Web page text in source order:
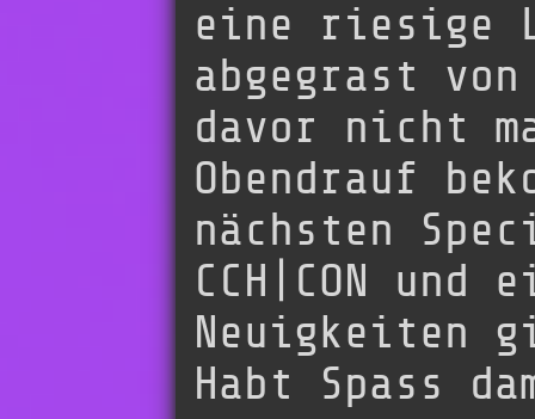
eine riesige
abgegrast
davor nicht
Obendrauf
nächsten
CCH|CON und
Neuigkeiten
Habt Spass